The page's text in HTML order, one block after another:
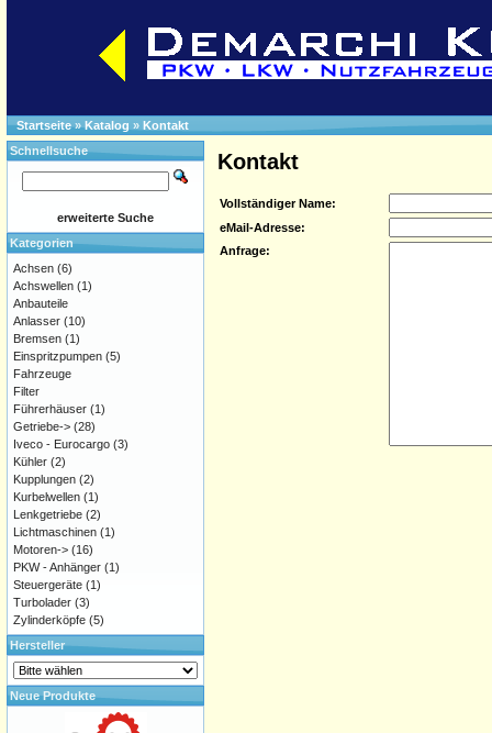
Startseite»Katalog » Kontakt
Kontakt
Vollständiger Name:
eMail-Adresse:
Anfrage:
Schnellsuche
erweiterte Suche
Kategorien
Achsen (6)
Achswellen (1)
Anbauteile
Anlasser (10)
Bremsen (1)
Einspritzpumpen (5)
Fahrzeuge
Filter
Führerhäuser (1)
Getriebe-> (28)
Iveco - Eurocargo (3)
Kühler (2)
Kupplungen (2)
Kurbelwellen (1)
Lenkgetriebe (2)
Lichtmaschinen (1)
Motoren-> (16)
PKW - Anhänger (1)
Steuergeräte (1)
Turbolader (3)
Zylinderköpfe (5)
Hersteller
Neue Produkte